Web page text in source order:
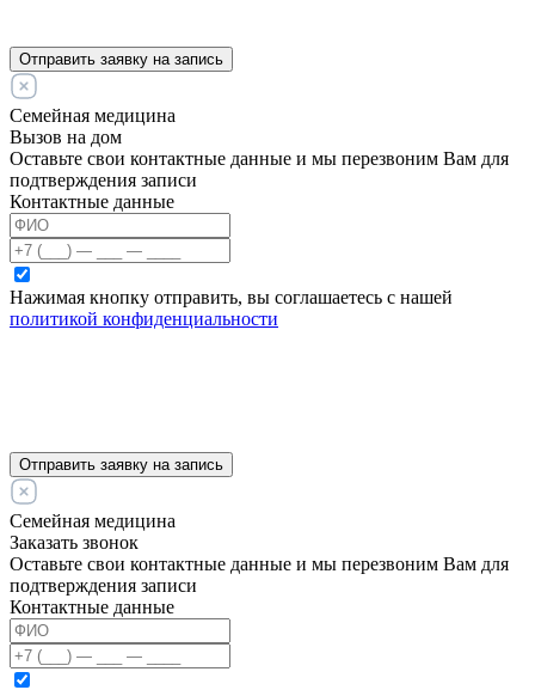
Отправить заявку на запись
Семейная медицина
Вызов на дом
Оставьте свои контактные данные и мы перезвоним Вам для
подтверждения записи
Контактные данные
Нажимая кнопку отправить, вы соглашаетесь с нашей
политикой конфиденциальности
Отправить заявку на запись
Семейная медицина
Заказать звонок
Оставьте свои контактные данные и мы перезвоним Вам для
подтверждения записи
Контактные данные